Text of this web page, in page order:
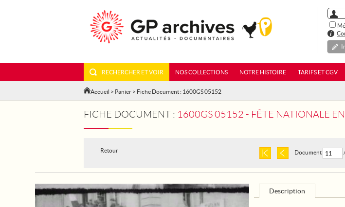
RECHERCHER ET VOIR NOS COLLECTIONS NOTRE HISTOIRE TARIFS ET CGV
Accueil > Panier > Fiche Document : 1600GS 05152
FICHE DOCUMENT : 1600GS 05152 - FÊTE NATIONALE
Retour Document
Description